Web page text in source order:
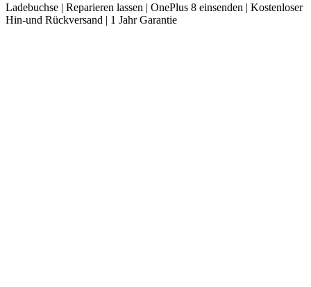
Ladebuchse | Reparieren lassen | OnePlus 8 einsenden | Kostenloser
Hin-und Rückversand | 1 Jahr Garantie